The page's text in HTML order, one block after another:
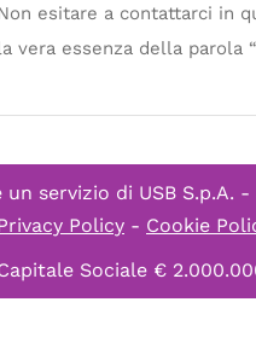
esitare a contattarci in
vera essenza della parola
un servizio di USB S.p.A.
Policy - Cookie
Capitale Sociale €